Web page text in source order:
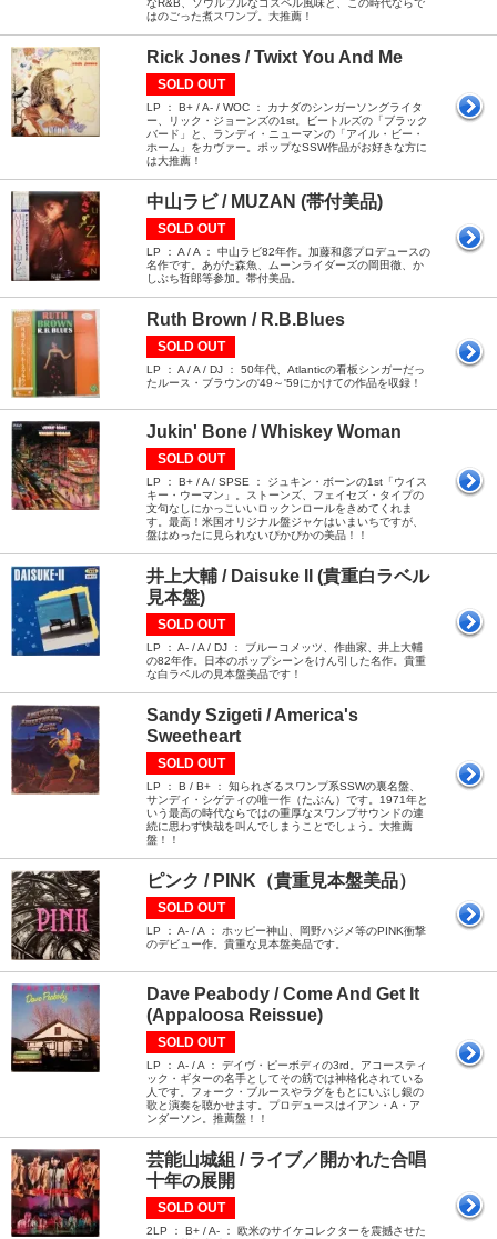
なR&B、ソウルフルなゴスペル風味と、この時代ならで
はのごった煮スワンプ。大推薦！
Rick Jones / Twixt You And Me
SOLD OUT
LP ： B+ / A- / WOC ： カナダのシンガーソングライタ
ー、リック・ジョーンズの1st。ビートルズの「ブラック
バード」と、ランディ・ニューマンの「アイル・ビー・
ホーム」をカヴァー。ポップなSSW作品がお好きな方に
は大推薦！
中山ラビ / MUZAN (帯付美品)
SOLD OUT
LP ： A / A ： 中山ラビ82年作。加藤和彦プロデュースの
名作です。あがた森魚、ムーンライダーズの岡田徹、か
しぶち哲郎等参加。帯付美品。
Ruth Brown / R.B.Blues
SOLD OUT
LP ： A / A / DJ ： 50年代、Atlanticの看板シンガーだっ
たルース・ブラウンの'49～'59にかけての作品を収録！
Jukin' Bone / Whiskey Woman
SOLD OUT
LP ： B+ / A / SPSE ： ジュキン・ボーンの1st「ウイス
キー・ウーマン」。ストーンズ、フェイセズ・タイプの
文句なしにかっこいいロックンロールをきめてくれま
す。最高！米国オリジナル盤ジャケはいまいちですが、
盤はめったに見られないぴかぴかの美品！！
井上大輔 / Daisuke II (貴重白ラベル
見本盤)
SOLD OUT
LP ： A- / A / DJ ： ブルーコメッツ、作曲家、井上大輔
の82年作。日本のポップシーンをけん引した名作。貴重
な白ラベルの見本盤美品です！
Sandy Szigeti / America's
Sweetheart
SOLD OUT
LP ： B / B+ ： 知られざるスワンプ系SSWの裏名盤、
サンディ・シゲティの唯一作（たぶん）です。1971年と
いう最高の時代ならではの重厚なスワンプサウンドの連
続に思わず快哉を叫んでしまうことでしょう。大推薦
盤！！
ピンク / PINK（貴重見本盤美品）
SOLD OUT
LP ： A- / A ： ホッピー神山、岡野ハジメ等のPINK衝撃
のデビュー作。貴重な見本盤美品です。
Dave Peabody / Come And Get It
(Appaloosa Reissue)
SOLD OUT
LP ： A- / A ： デイヴ・ピーボディの3rd。アコースティ
ック・ギターの名手としてその筋では神格化されている
人です。フォーク・ブルースやラグをもとにいぶし銀の
歌と演奏を聴かせます。プロデュースはイアン・A・ア
ンダーソン。推薦盤！！
芸能山城組 / ライブ／開かれた合唱
十年の展開
SOLD OUT
2LP ： B+ / A- ： 欧米のサイケコレクターを震撼させた